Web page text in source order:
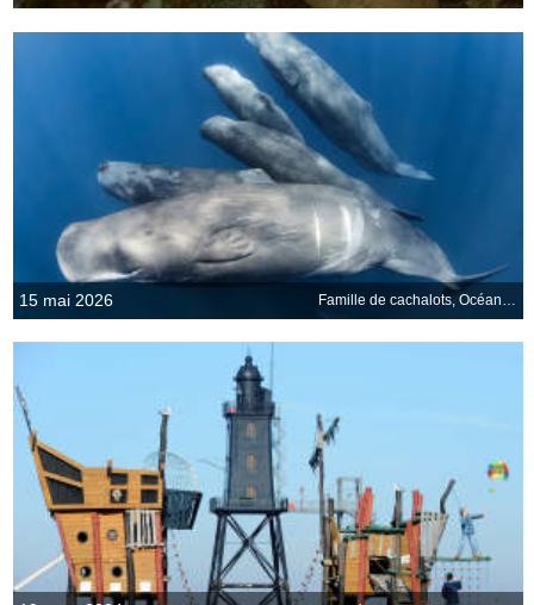
15 mai 2026 Famille de cachalots, Océan Indien